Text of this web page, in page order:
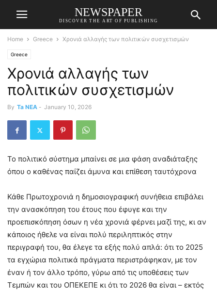
NEWSPAPER
DISCOVER THE ART OF PUBLISHING
Home Greece Χρονιά αλλαγής των πολιτικών συσχετισμών
Greece
Χρονιά αλλαγής των
πολιτικών συσχετισμών
By Ta NEA - January 10, 2026
Το πολιτικό σύστημα μπαίνει σε μια φάση αναδιάταξης
όπου ο καθένας παίζει άμυνα και επίθεση ταυτόχρονα
Κάθε Πρωτοχρονιά η δημοσιογραφική συνήθεια επιβάλει
την ανασκόπηση του έτους που έφυγε και την
προεπισκόπηση όσων η νέα χρονιά φέρνει μαζί της, κι αν
κάποιος ήθελε να είναι πολύ περιληπτικός στην
περιγραφή του, θα έλεγε τα εξής πολύ απλά: ότι το 2025
τα εγχώρια πολιτικά πράγματα περιστράφηκαν, με τον
έναν ή τον άλλο τρόπο, γύρω από τις υποθέσεις των
Τεμπών και του ΟΠΕΚΕΠΕ κι ότι το 2026 θα είναι – εκτός